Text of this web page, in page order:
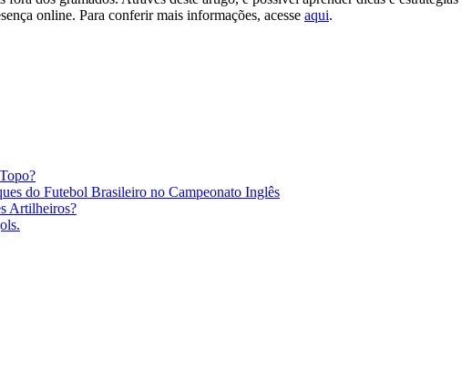
online. Para conferir mais informações, acesse aqui.
do Futebol Brasileiro no Campeonato Inglês
Artilheiros?